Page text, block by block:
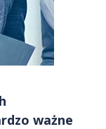
ważne